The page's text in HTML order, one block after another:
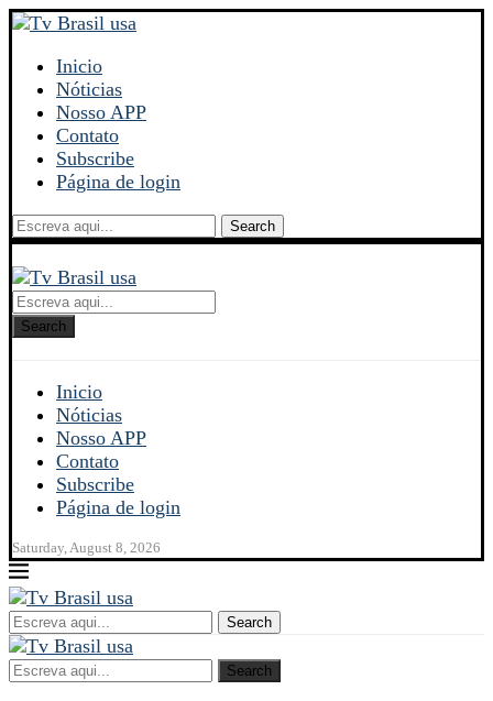
Inicio
Nóticias
Nosso APP
Contato
Subscribe
Página de login
Search
Search
Inicio
Nóticias
Nosso APP
Contato
Subscribe
Página de login
Saturday, August 8, 2026
Search
Search